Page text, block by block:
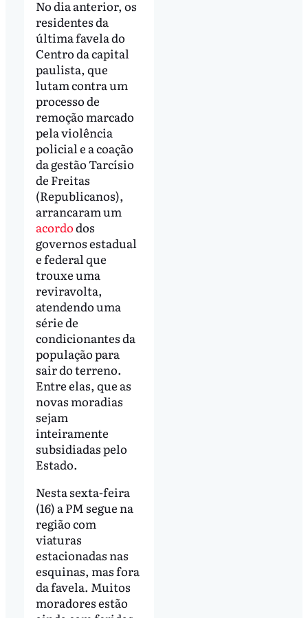
No dia anterior, os
residentes da
última favela do
Centro da capital
paulista, que
lutam contra um
processo de
remoção marcado
pela violência
policial e a coação
da gestão Tarcísio
de Freitas
(Republicanos),
arrancaram um
acordodos
governos estadual
e federal que
trouxe uma
reviravolta,
atendendo uma
série de
condicionantes da
população para
sair do terreno.
Entre elas, que as
novas moradias
sejam
inteiramente
subsidiadas pelo
Estado.
Nesta sexta-feira
(16) a PM segue na
região com
viaturas
estacionadas nas
esquinas, mas fora
da favela. Muitos
moradores estão